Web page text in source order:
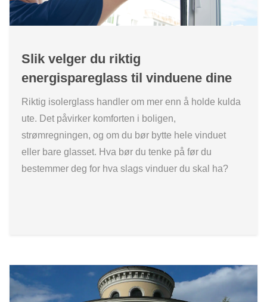
Slik velger du riktig
energispareglass til vinduene dine
Riktig isolerglass handler om mer enn å holde kulda
ute. Det påvirker komforten i boligen,
strømregningen, og om du bør bytte hele vinduet
eller bare glasset. Hva bør du tenke på før du
bestemmer deg for hva slags vinduer du skal ha?